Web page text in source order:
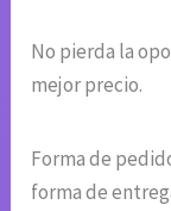
No pierda la
mejor precio.
Forma de
forma de